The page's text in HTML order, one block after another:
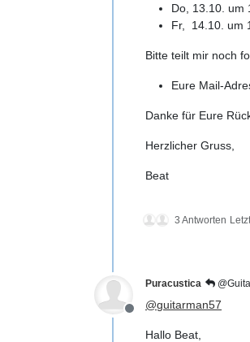
Do, 13.10. um
Fr, 14.10. um
Bitte teilt mir noch
Eure Mail-
Danke für Eure
Herzlicher Gruss,
Beat
3 Antworten
Offline
Puracustica
@guitarman57
Hallo Beat,